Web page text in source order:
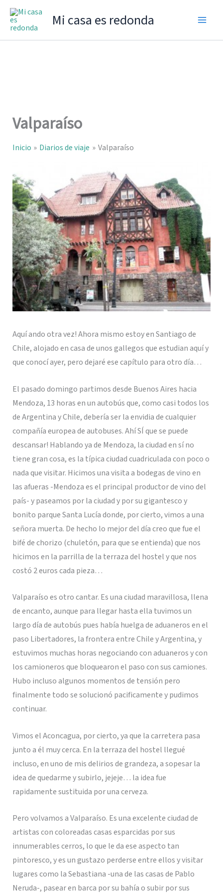
Mi casa es redonda
Valparaíso
Inicio Diarios de viaje Valparaíso
Aquí ando otra vez! Ahora mismo estoy en Santiago de
Chile, alojado en casa de unos gallegos que estudian aquí y
que conocí ayer, pero dejaré ese capítulo para otro día…
El pasado domingo partimos desde Buenos Aires hacia
Mendoza, 13 horas en un autobús que, como casi todos los
de Argentina y Chile, debería ser la envidia de cualquier
compañía europea de autobuses. Ahí SÍ que se puede
descansar! Hablando ya de Mendoza, la ciudad en sí no
tiene gran cosa, es la típica ciudad cuadriculada con poco o
nada que visitar. Hicimos una visita a bodegas de vino en
las afueras -Mendoza es el principal productor de vino del
país- y paseamos por la ciudad y por su gigantesco y
bonito parque Santa Lucía donde, por cierto, vimos a una
señora muerta. De hecho lo mejor del día creo que fue el
bifé de chorizo (chuletón, para que se entienda) que nos
hicimos en la parrilla de la terraza del hostel y que nos
costó 2 euros cada pieza…
Valparaíso es otro cantar. Es una ciudad maravillosa, llena
de encanto, aunque para llegar hasta ella tuvimos un
largo día de autobús pues había huelga de aduaneros en el
paso Libertadores, la frontera entre Chile y Argentina, y
estuvimos muchas horas negociando con aduaneros y con
los camioneros que bloquearon el paso con sus camiones.
Hubo incluso algunos momentos de tensión pero
finalmente todo se solucionó pacificamente y pudimos
continuar.
Vimos el Aconcagua, por cierto, ya que la carretera pasa
junto a él muy cerca. En la terraza del hostel llegué
incluso, en uno de mis delirios de grandeza, a sopesar la
idea de quedarme y subirlo, jejeje… la idea fue
rapidamente sustituida por una cerveza.
Pero volvamos a Valparaíso. Es una excelente ciudad de
artistas con coloreadas casas esparcidas por sus
innumerables cerros, lo que le da ese aspecto tan
pintoresco, y es un gustazo perderse entre ellos y visitar
lugares como la Sebastiana -una de las casas de Pablo
Neruda-, pasear en barca por su bahía o subir por sus